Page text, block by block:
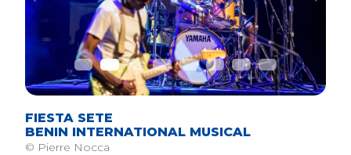
FIESTA SETE
BENIN INTERNATIONAL MUSICAL
© Pierre Nocca